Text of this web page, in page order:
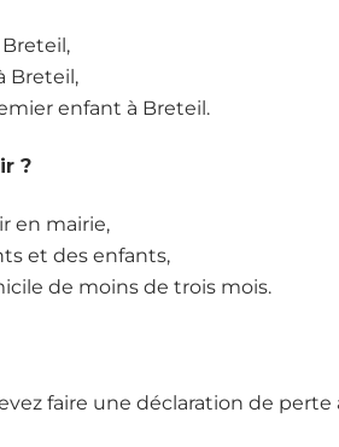
Breteil,
enfant à Breteil.
?
en mairie,
et des enfants,
de moins de trois mois.
faire une déclaration de